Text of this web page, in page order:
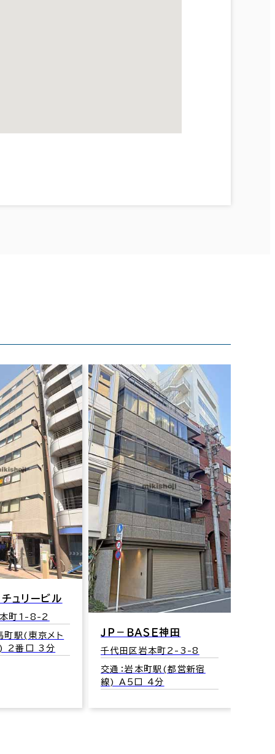
ュリービル
本町1-8-2
町駅(東京メト
) 2番口 3分
ＪＰ－ＢＡＳＥ神田
千代田区岩本町2-3-8
交通：岩本町駅(都営新宿
線) A5口 4分